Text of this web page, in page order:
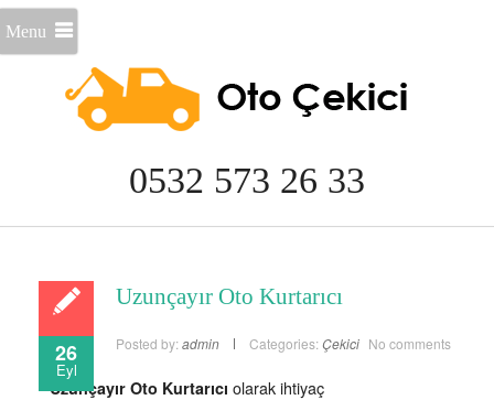
0532 573 26 33
Menu
26
Eyl
Uzunçayır Oto Kurtarıcı
Posted by: admin Categories: Çekici No comments
Uzunçayır Oto Kurtarıcı olarak ihtiyaç